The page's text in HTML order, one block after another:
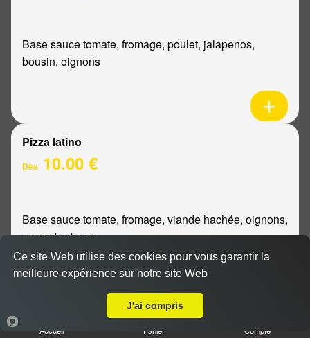
Base sauce tomate, fromage, poulet, jalapenos,
bousin, oignons
Pizza latino
Dès 10.00 €
Base sauce tomate, fromage, viande hachée, oignons,
sauce barbecue
Accueil Panier Compte
Ce site Web utilise des cookies pour vous garantir la
meilleure expérience sur notre site Web
J'ai compris